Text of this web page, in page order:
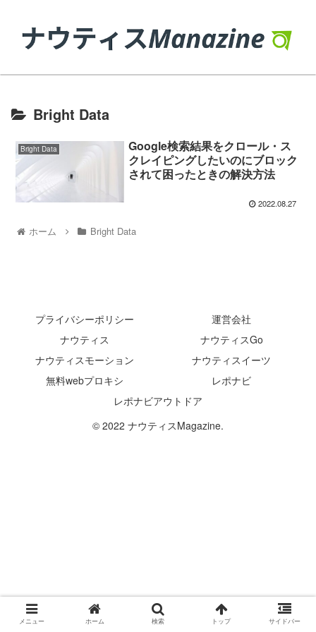
Bright Data
Bright Data
Google検索結果をクロール・ス
クレイピングしたいのにブロック
されて困ったときの解決方法
2022.08.27
ホーム Bright Data
プライバシーポリシー
運営会社
ナウティス
ナウティスGo
ナウティスモーション
ナウティスイーツ
無料webプロキシ
レポナビ
レポナビアウトドア
© 2022 ナウティスMagazine.
メニュー ホーム 検索 トップ サイドバー